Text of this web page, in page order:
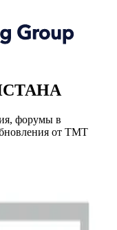
форумы в
от TMT